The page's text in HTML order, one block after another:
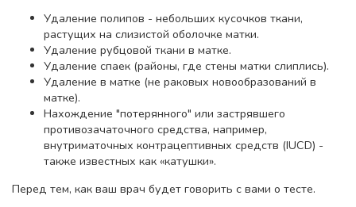
Удаление полипов - небольших кусочков ткани,
растущих на слизистой оболочке матки.
Удаление рубцовой ткани в матке.
Удаление спаек (районы, где стены матки слиплись).
Удаление в матке (не раковых новообразований в
матке).
Нахождение "потерянного" или застрявшего
противозачаточного средства, например,
внутриматочных контрацептивных средств (IUCD) -
также известных как «катушки».
Перед тем, как ваш врач будет говорить с вами о тесте.